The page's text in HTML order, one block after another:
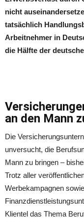
nicht
tatsächlich
Arbeitnehmer in
die Hälfte der
an den Mann
Die
unversucht, die
Mann zu bringen –
Trotz aller
Werbekampagnen
Klientel das Thema